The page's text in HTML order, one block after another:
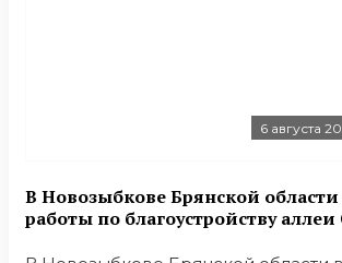
6 августа
В Новозыбкове Брянской области
работы по благоустройству